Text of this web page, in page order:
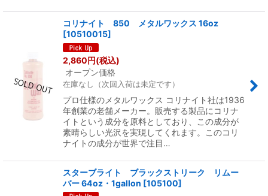
コリナイト 850 メタルワックス 16oz
[10510015]
2,860円(税込)
オープン価格
在庫なし（次回入荷は未定です）
プロ仕様のメタルワックス コリナイト社は1936
年創業の老舗メーカー。販売する製品にコリナ
イトという成分を原料としており、この成分が
素晴らしい光沢を実現してくれます。このコリ
ナイトの成分が世界で注目…
スターブライト ブラックストリーク リムー
バー 64oz・1gallon [105100]